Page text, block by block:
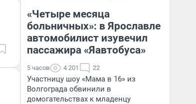
«Четыре месяца
больничных»: в Ярославле
автомобилист изувечил
пассажира «Яавтобуса»
5 часов 4 201 22
Участницу шоу «Мама в 16» из
Волгограда обвинили в
домогательствах к младенцу